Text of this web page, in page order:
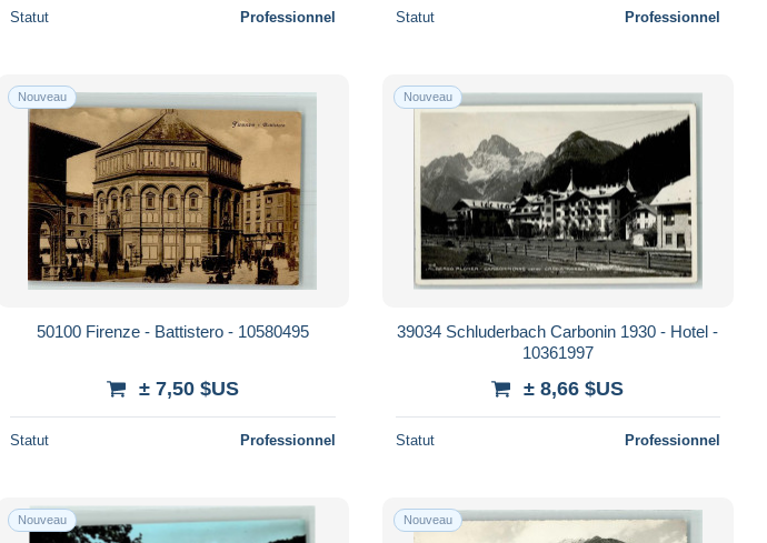
Statut Professionnel Statut Professionnel
Nouveau
50100 Firenze - Battistero - 10580495
± 7,50 $US
Statut Professionnel
Nouveau
39034 Schluderbach Carbonin 1930 - Hotel -
10361997
± 8,66 $US
Statut Professionnel
Nouveau Nouveau